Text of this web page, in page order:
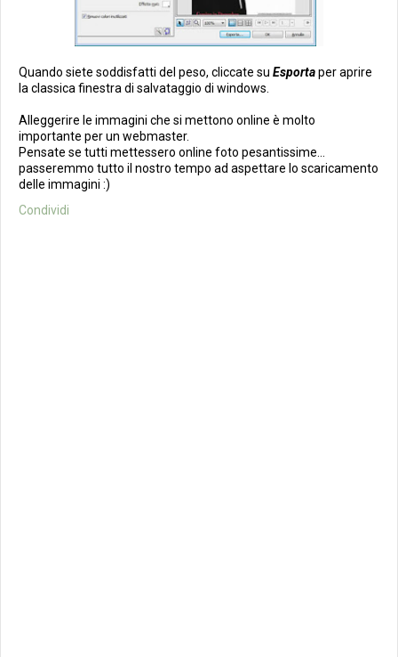
Quando siete soddisfatti del peso, cliccate su Esportaper aprire
la classica finestra di salvataggio di windows.
Alleggerire le immagini che si mettono online è molto
importante per un webmaster.
Pensate se tutti mettessero online foto pesantissime...
passeremmo tutto il nostro tempo ad aspettare lo scaricamento
delle immagini :)
Condividi